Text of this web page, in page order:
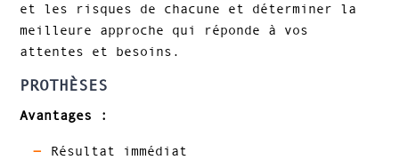
et les risques de chacune et déterminer la
meilleure approche qui réponde à vos
attentes et besoins.
PROTHÈSES
Avantages :
Résultat immédiat